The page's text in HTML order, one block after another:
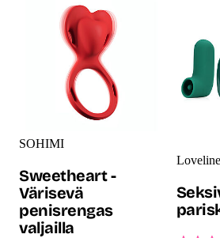
SOHIMI
Sweetheart -
Värisevä
penisrengas
valjailla
Loveline